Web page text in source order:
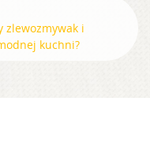
zlewozmywak i
kuchni?